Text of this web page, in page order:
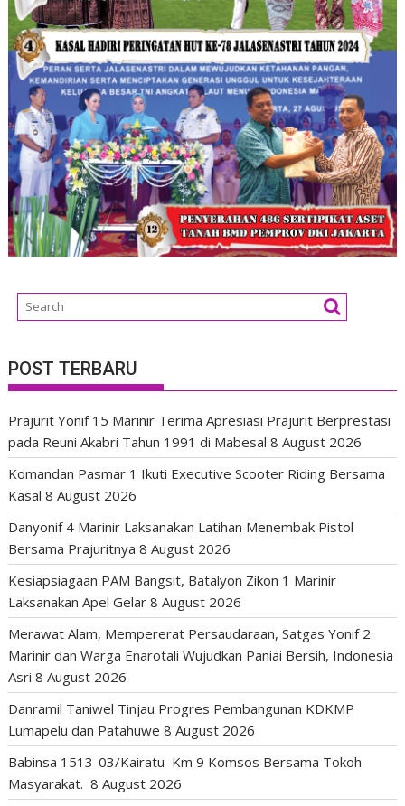
POST TERBARU
Prajurit Yonif 15 Marinir Terima Apresiasi Prajurit Berprestasi
pada Reuni Akabri Tahun 1991 di Mabesal 8 August 2026
Komandan Pasmar 1 Ikuti Executive Scooter Riding Bersama
Kasal 8 August 2026
Danyonif 4 Marinir Laksanakan Latihan Menembak Pistol
Bersama Prajuritnya 8 August 2026
Kesiapsiagaan PAM Bangsit, Batalyon Zikon 1 Marinir
Laksanakan Apel Gelar 8 August 2026
Merawat Alam, Mempererat Persaudaraan, Satgas Yonif 2
Marinir dan Warga Enarotali Wujudkan Paniai Bersih, Indonesia
Asri 8 August 2026
Danramil Taniwel Tinjau Progres Pembangunan KDKMP
Lumapelu dan Patahuwe 8 August 2026
Babinsa 1513-03/Kairatu Km 9 Komsos Bersama Tokoh
Masyarakat. 8 August 2026